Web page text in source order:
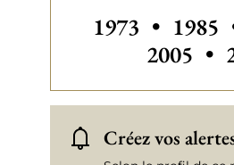
Autres
1973 • 1985
2005 •
Créez vos